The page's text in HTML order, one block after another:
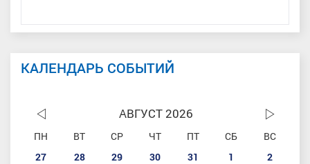
КАЛЕНДАРЬ СОБЫТИЙ
АВГУСТ 2026
ПН ВТ СР ЧТ ПТ СБ
ВС
27
28 29 30 31 1
2